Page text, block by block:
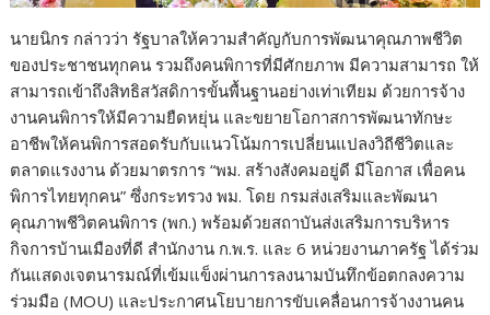
นายนิกร กล่าวว่า รัฐบาลให้ความสำคัญกับการพัฒนาคุณภาพชีวิต
ของประชาชนทุกคน รวมถึงคนพิการที่มีศักยภาพ มีความสามารถ ให้
สามารถเข้าถึงสิทธิสวัสดิการขั้นพื้นฐานอย่างเท่าเทียม ด้วยการจ้าง
งานคนพิการให้มีความยืดหยุ่น และขยายโอกาสการพัฒนาทักษะ
อาชีพให้คนพิการสอดรับกับแนวโน้มการเปลี่ยนแปลงวิถีชีวิตและ
ตลาดแรงงาน ด้วยมาตรการ “พม. สร้างสังคมอยู่ดี มีโอกาส เพื่อคน
พิการไทยทุกคน” ซึ่งกระทรวง พม. โดย กรมส่งเสริมและพัฒนา
คุณภาพชีวิตคนพิการ (พก.) พร้อมด้วยสถาบันส่งเสริมการบริหาร
กิจการบ้านเมืองที่ดี สำนักงาน ก.พ.ร. และ 6 หน่วยงานภาครัฐ ได้ร่วม
กันแสดงเจตนารมณ์ที่เข้มแข็งผ่านการลงนามบันทึกข้อตกลงความ
ร่วมมือ (MOU) และประกาศนโยบายการขับเคลื่อนการจ้างงานคน